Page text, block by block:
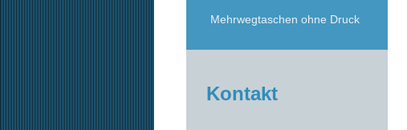
Mehrwegtaschen ohne Druck
Kontakt